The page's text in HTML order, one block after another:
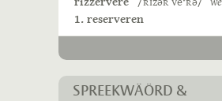
1. reserveren
SPREEKWÄÖRD &